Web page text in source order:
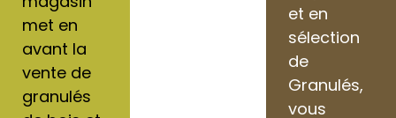
met en
avant la
vente de
granulés
et en
sélection
de
Granulés,
vous